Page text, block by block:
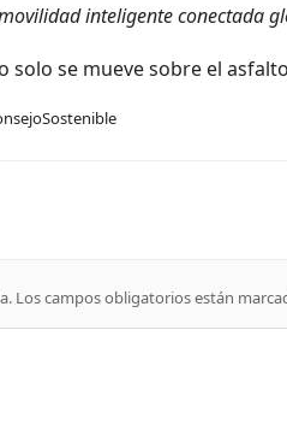
inteligente conectada
se mueve sobre el
Los campos obligatorios están